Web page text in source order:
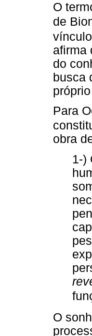
O
de
afirma
do
busca
Para
obra
1-)
O